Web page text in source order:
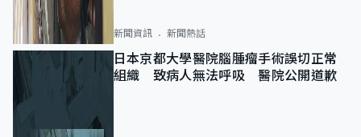
新聞資訊 新聞熱話
日本京都大學醫院腦腫瘤手術誤切正常
組織 致病人無法呼吸 醫院公開道歉